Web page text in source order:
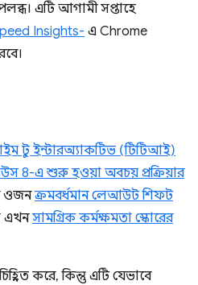
এটি আগামী সপ্তাহে
​​Insights- এ Chrome
টু ইন্টারঅ্যাকটিভ (টিটিআই)
8-এ শুরু হওয়া অবচয় প্রক্রিয়ার
ওজনক্রমবর্ধমান লেআউট শিফট
এখনসামগ্রিক কর্মক্ষমতা স্কোরের
করে, কিন্তু এটি যেভাবে